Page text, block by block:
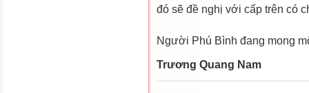
đó sẽ đề nghị với cấp trên có
Người Phú Bình đang mong
Trương Quang Nam